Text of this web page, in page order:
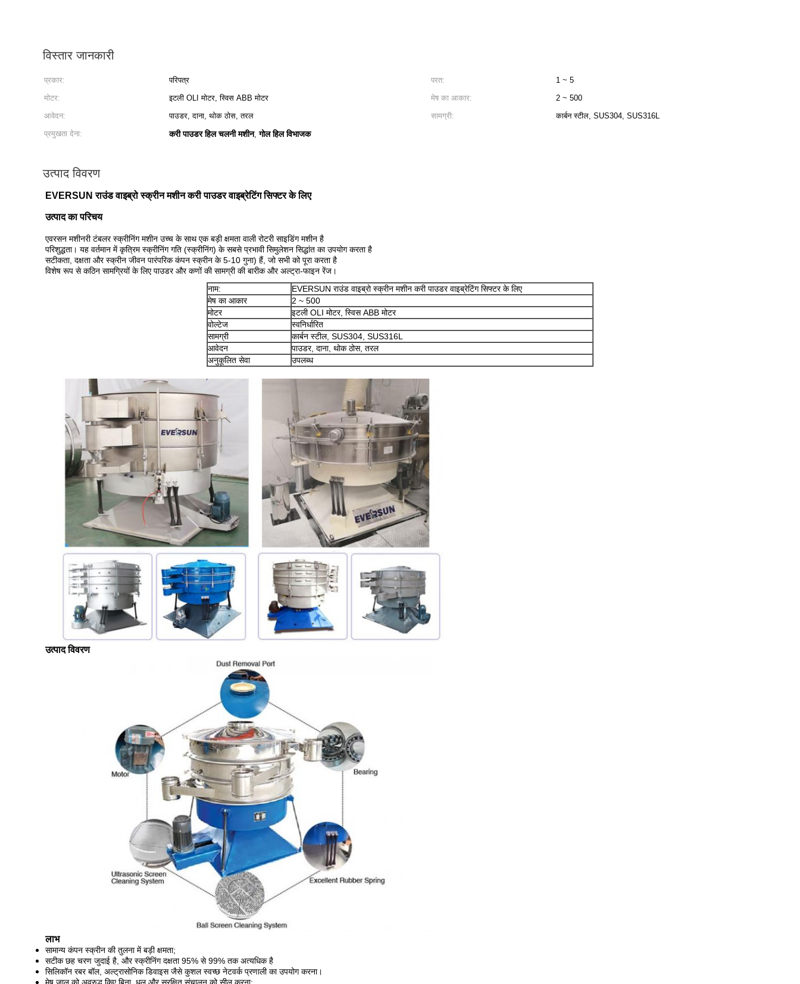
विस्तार जानकारी
प्रकार: परिपत्र परत:
1 ~ 5
मोटर:
इटली OLI मोटर, स्विस ABB मोटर मेष का आकार:
2 ~ 500
आवेदन:
पाउडर, दाना, थोक ठोस, तरल सामग्री:
कार्बन स्टील, SUS304, SUS316L
प्रमुखता देना:
करी पाउडर हिल चलनी मशीन,गोल हिल विभाजक
उत्पाद विवरण
EVERSUN राउंड वाइब्रो स्क्रीन मशीन करी पाउडर वाइब्रेटिंग सिफ्टर के लिए
उत्पाद का परिचय
एवरसन मशीनरी टंबलर स्क्रीनिंग मशीन उच्च के साथ एक बड़ी क्षमता वाली रोटरी साइडिंग मशीन है
परिशुद्धता। यह वर्तमान में कृत्रिम स्क्रीनिंग गति (स्क्रीनिंग) के सबसे प्रभावी सिमुलेशन सिद्धांत का उपयोग करता है
सटीकता, दक्षता और स्क्रीन जीवन पारंपरिक कंपन स्क्रीन के 5-10 गुना) हैं, जो सभी को पूरा करता है
विशेष रूप से कठिन सामग्रियों के लिए पाउडर और कणों की सामग्री की बारीक और अल्ट्रा-फाइन रेंज।
नाम:
EVERSUN राउंड वाइब्रो स्क्रीन मशीन करी पाउडर वाइब्रेटिंग सिफ्टर के लिए
मेष का आकार
2 ~ 500
मोटर
इटली OLI मोटर, स्विस ABB मोटर
वोल्टेज
स्वनिर्धारित
सामग्री
कार्बन स्टील, SUS304, SUS316L
आवेदन
पाउडर, दाना, थोक ठोस, तरल
अनुकूलित सेवा
उपलब्ध
उत्पाद विवरण
लाभ
सामान्य कंपन स्क्रीन की तुलना में बड़ी क्षमता;
सटीक छह चरण जुदाई है, और स्क्रीनिंग दक्षता 95% से 99% तक अत्यधिक है
सिलिकॉन रबर बॉल, अल्ट्रासोनिक डिवाइस जैसे कुशल स्वच्छ नेटवर्क प्रणाली का उपयोग करना।